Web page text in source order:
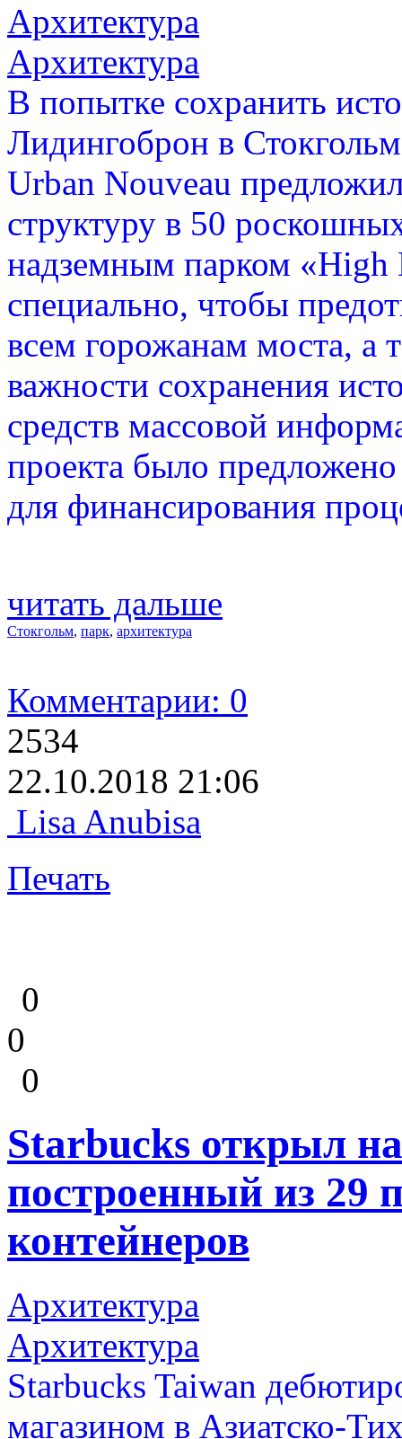
Архитектура
Архитектура
В попытке сохранить
Лидингоброн в
Urban Nouveau
структуру в 50
надземным парком «High
специально, чтобы
всем горожанам моста, а
важности сохранения
средств массовой
проекта было
для финансирования
читать дальше
Стокгольм, парк, архитектура
Комментарии: 0
2534
22.10.2018 21:06
Lisa Anubisa
Печать
0
0
0
Starbucks открыл
построенный из 29
контейнеров
Архитектура
Архитектура
Starbucks Taiwan
магазином в Азиатско-